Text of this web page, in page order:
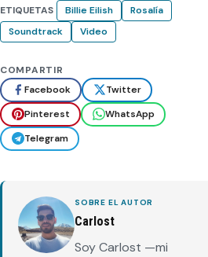
ETIQUETAS Billie Eilish
Rosalía
Soundtrack
Video
COMPARTIR
Facebook
Twitter
Pinterest
WhatsApp
Telegram
SOBRE EL AUTOR
Carlost
Soy Carlost —mi